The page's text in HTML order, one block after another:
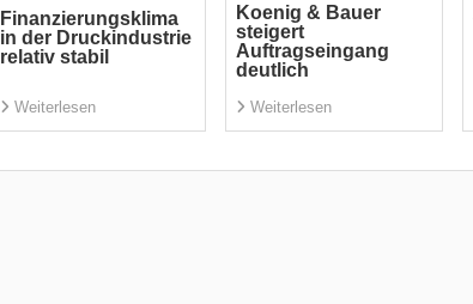
Finanzierungsklima
in der Druckindustrie
relativ stabil
Weiterlesen
Koenig & Bauer
steigert
Auftragseingang
deutlich
Weiterlesen